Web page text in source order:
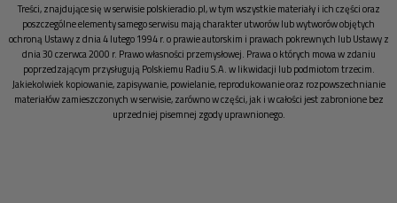
Treści, znajdujące się w serwisie polskieradio.pl, w tym wszystkie materiały i ich części oraz
poszczególne elementy samego serwisu mają charakter utworów lub wytworów objętych
ochroną Ustawy z dnia 4 lutego 1994 r. o prawie autorskim i prawach pokrewnych lub Ustawy z
dnia 30 czerwca 2000 r. Prawo własności przemysłowej. Prawa o których mowa w zdaniu
poprzedzającym przysługują Polskiemu Radiu S.A. w likwidacji lub podmiotom trzecim.
Jakiekolwiek kopiowanie, zapisywanie, powielanie, reprodukowanie oraz rozpowszechnianie
materiałów zamieszczonych w serwisie, zarówno w części, jak i w całości jest zabronione bez
uprzedniej pisemnej zgody uprawnionego.